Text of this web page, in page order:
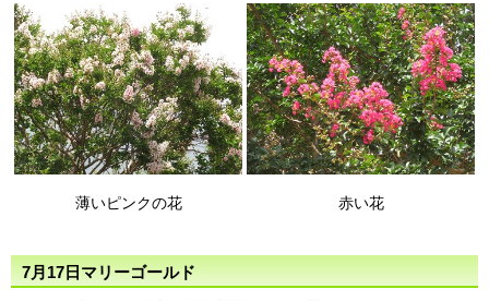
薄いピンクの花 赤い花
7月17日マリーゴールド